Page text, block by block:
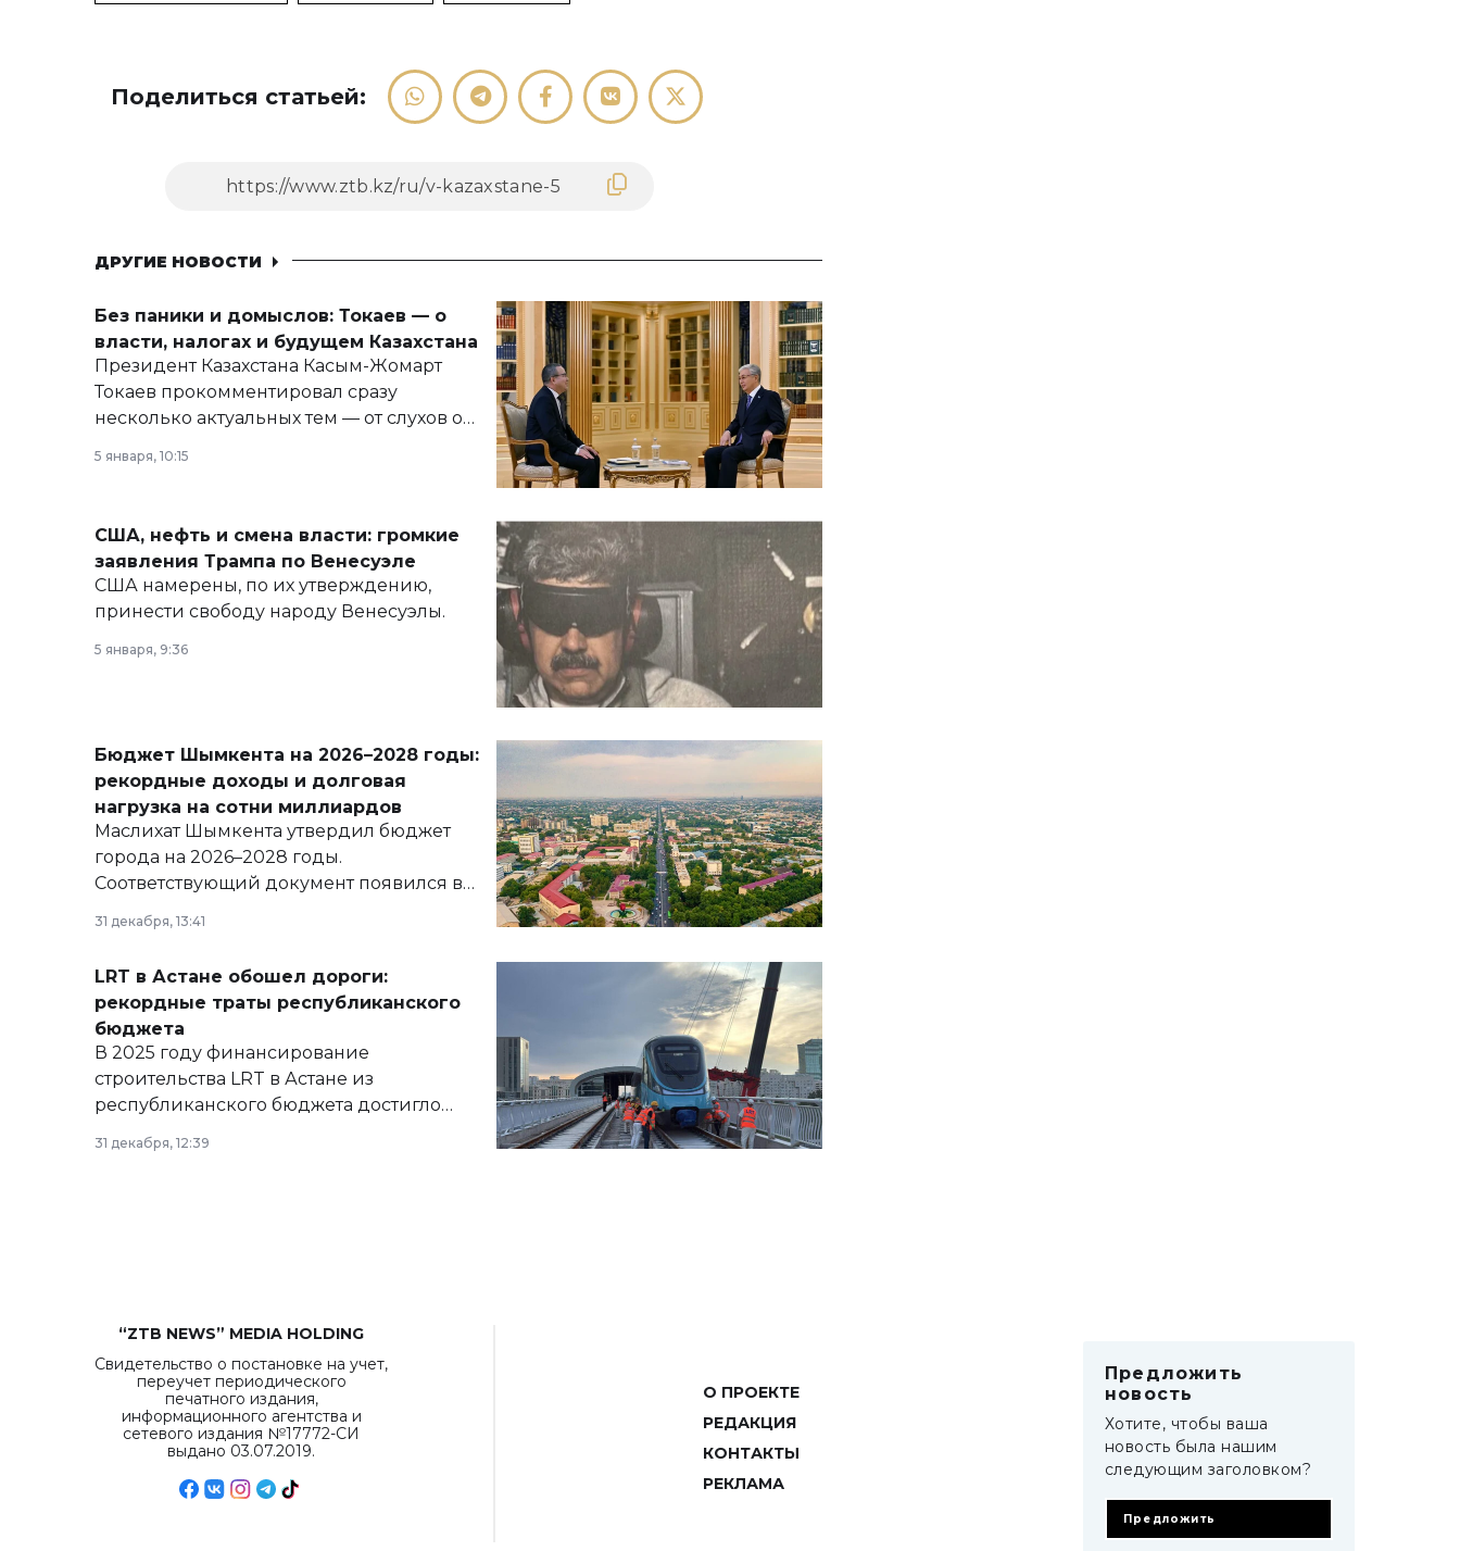
Поделиться статьей:
ДРУГИЕ НОВОСТИ
Без паники и домыслов: Токаев — о
власти, налогах и будущем Казахстана
Президент Казахстана Касым-Жомарт
Токаев прокомментировал сразу
несколько актуальных тем — от слухов о
армии, экономики и личного здоровья.
5 января, 10:15
США, нефть и смена власти: громкие
заявления Трампа по Венесуэле
США намерены, по их утверждению,
принести свободу народу Венесуэлы.
5 января, 9:36
Бюджет Шымкента на 2026–2028 годы:
рекордные доходы и долговая
нагрузка на сотни миллиардов
Маслихат Шымкента утвердил бюджет
города на 2026–2028 годы.
Соответствующий документ появился в
базе нормативных правовых актов и на
сайте маслихат города.
31 декабря, 13:41
LRT в Астане обошел дороги:
рекордные траты республиканского
бюджета
В 2025 году финансирование
строительства LRT в Астане из
республиканского бюджета достигло
рекордных объемов.
31 декабря, 12:39
“ZTB NEWS” MEDIA HOLDING
Свидетельство о постановке на учет,
переучет периодического
печатного издания,
информационного агентства и
сетевого издания №17772-СИ
выдано 03.07.2019.
О ПРОЕКТЕ
РЕДАКЦИЯ
КОНТАКТЫ
РЕКЛАМА
Предложить
новость
Хотите, чтобы ваша
новость была нашим
следующим заголовком?
Предложить